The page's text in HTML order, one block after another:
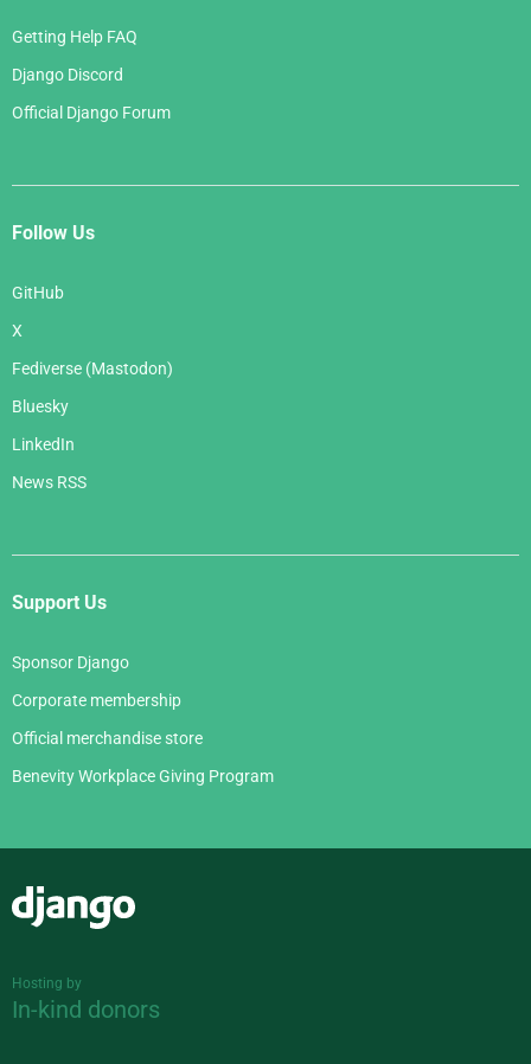
Getting Help FAQ
Django Discord
Official Django Forum
Follow Us
GitHub
X
Fediverse (Mastodon)
Bluesky
LinkedIn
News RSS
Support Us
Sponsor Django
Corporate membership
Official merchandise store
Benevity Workplace Giving Program
Hosting by
In-kind donors